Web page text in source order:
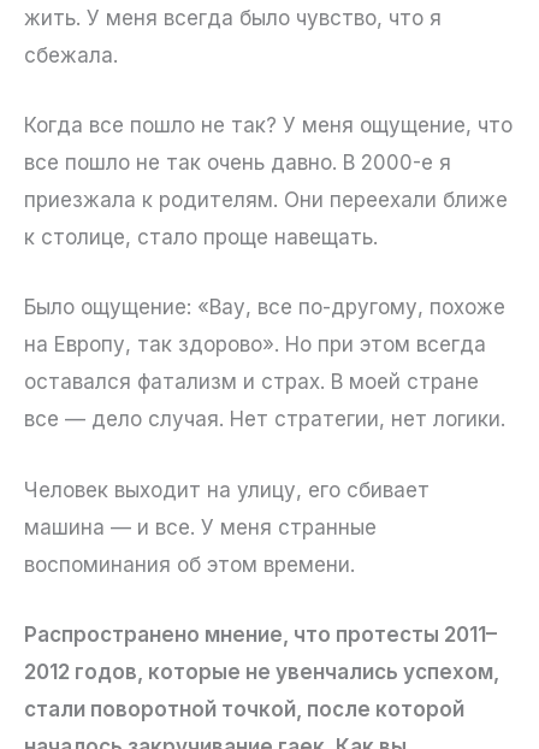
жить. У меня всегда было чувство, что я
сбежала.
Когда все пошло не так? У меня ощущение, что
все пошло не так очень давно. В 2000-е я
приезжала к родителям. Они переехали ближе
к столице, стало проще навещать.
Было ощущение: «Вау, все по-другому, похоже
на Европу, так здорово». Но при этом всегда
оставался фатализм и страх. В моей стране
все — дело случая. Нет стратегии, нет логики.
Человек выходит на улицу, его сбивает
машина — и все. У меня странные
воспоминания об этом времени.
Распространено мнение, что протесты 2011–
2012 годов, которые не увенчались успехом,
стали поворотной точкой, после которой